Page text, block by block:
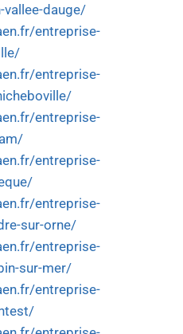
vallee-dauge/
entreprise-
entreprise-
entreprise-
entreprise-
entreprise-
sur-orne/
entreprise-
sur-mer/
entreprise-